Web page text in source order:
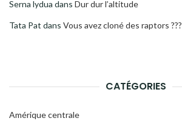
Serna lydua dans Dur dur l’altitude
Tata Pat dans Vous avez cloné des raptors ???
CATÉGORIES
Amérique centrale